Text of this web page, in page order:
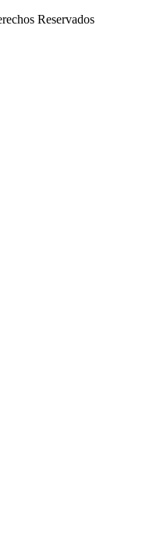
Reservados